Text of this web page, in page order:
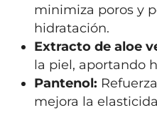
minimiza poros y
hidratación.
Extracto de aloe
la piel, aportando
Pantenol:
mejora la